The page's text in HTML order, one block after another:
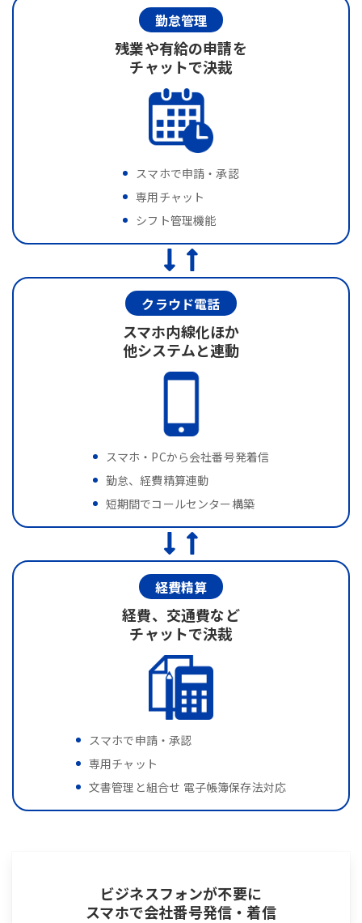
勤怠管理
残業や有給の申請を
チャットで決裁
スマホで申請・承認
専用チャット
シフト管理機能
クラウド電話
スマホ内線化ほか
他システムと連動
スマホ・PCから会社番号発着信
勤怠、経費精算連動
短期間でコールセンター構築
経費精算
経費、交通費など
チャットで決裁
スマホで申請・承認
専用チャット
文書管理と組合せ 電子帳簿保存法対応
ビジネスフォンが不要に
スマホで会社番号発信・着信